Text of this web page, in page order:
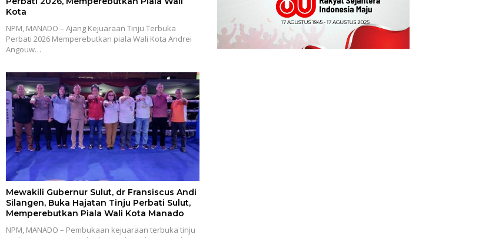
Kota
NPM, MANADO – Ajang Kejuaraan Tinju Terbuka
Perbati 2026 Memperebutkan piala Wali Kota Andrei
Angouw…
Mewakili Gubernur Sulut, dr Fransiscus Andi
Silangen, Buka Hajatan Tinju Perbati Sulut,
Memperebutkan Piala Wali Kota Manado
NPM, MANADO – Pembukaan kejuaraan terbuka tinju